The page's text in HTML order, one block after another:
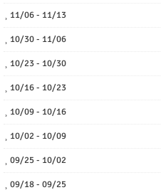
11/06 - 11/13
10/30 - 11/06
10/23 - 10/30
10/16 - 10/23
10/09 - 10/16
10/02 - 10/09
09/25 - 10/02
09/18 - 09/25